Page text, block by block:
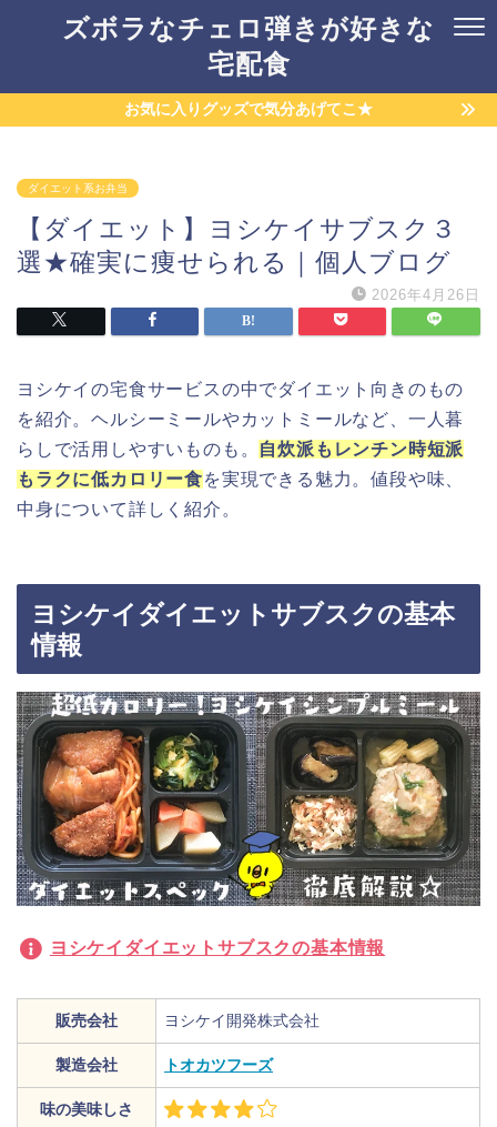
ズボラなチェロ弾きが好きな
宅配食
お気に入りグッズで気分あげてこ★
ダイエット系お弁当
【ダイエット】ヨシケイサブスク３
選★確実に痩せられる｜個人ブログ
2026年4月26日
ヨシケイの宅食サービスの中でダイエット向きのもの
を紹介。ヘルシーミールやカットミールなど、一人暮
らしで活用しやすいものも。 自炊派もレンチン時短派
もラクに低カロリー食を実現できる魅力。値段や味、
中身について詳しく紹介。
ヨシケイダイエットサブスクの基本
情報
ヨシケイダイエットサブスクの基本情報
販売会社 ヨシケイ開発株式会社
製造会社 トオカツフーズ
味の美味しさ